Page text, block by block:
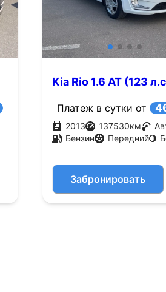
Kia Rio 1.6 AT (123
Платеж в сутки от
2013 137530км
Бензин
Передний
Забронировать